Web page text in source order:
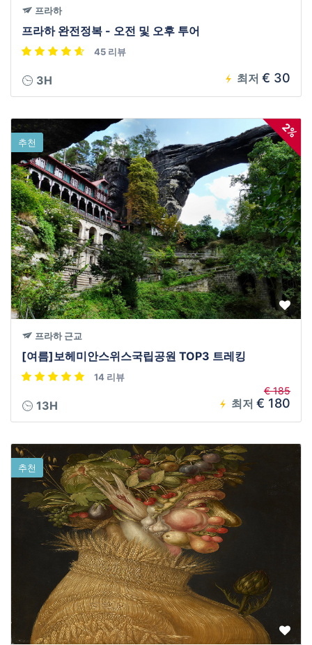
프라하
프라하 완전정복 - 오전 및 오후 투어
45 리뷰
3H 최저 € 30
추천
2%
프라하 근교
[여름]보헤미안스위스국립공원 TOP3 트레킹
14 리뷰
13H 최저
€ 185
€ 180
추천